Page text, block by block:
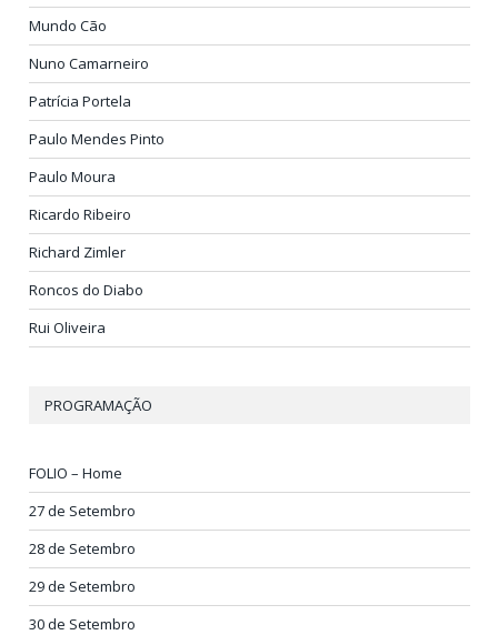
Mundo Cão
Nuno Camarneiro
Patrícia Portela
Paulo Mendes Pinto
Paulo Moura
Ricardo Ribeiro
Richard Zimler
Roncos do Diabo
Rui Oliveira
PROGRAMAÇÃO
FOLIO – Home
27 de Setembro
28 de Setembro
29 de Setembro
30 de Setembro